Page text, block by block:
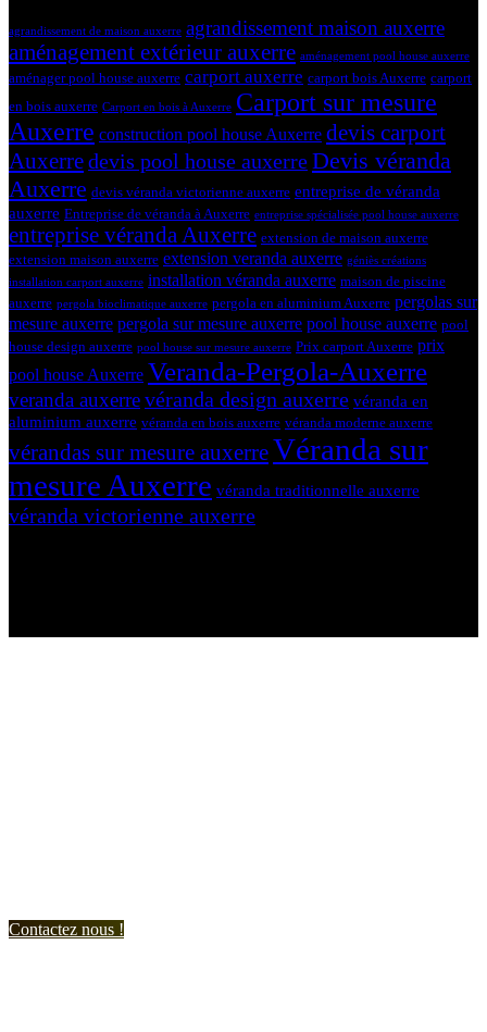
agrandissement de maison auxerre agrandissement maison auxerre
aménagement extérieur auxerre aménagement pool house auxerre
aménager pool house auxerre carport auxerre carport bois Auxerre carport
en bois auxerre Carport en bois à Auxerre Carport sur mesure
Auxerre construction pool house Auxerre devis carport
Auxerredevis pool house auxerreDevis véranda
Auxerre devis véranda victorienne auxerre entreprise de véranda
auxerre Entreprise de véranda à Auxerre entreprise spécialisée pool house auxerre
entreprise véranda Auxerre extension de maison auxerre
extension maison auxerre extension veranda auxerre géniès créations
installation carport auxerre installation véranda auxerre maison de piscine
auxerre pergola bioclimatique auxerre pergola en aluminium Auxerre pergolas sur
mesure auxerre pergola sur mesure auxerre pool house auxerre pool
house design auxerre pool house sur mesure auxerre Prix carport Auxerre prix
pool house Auxerre Veranda-Pergola-Auxerre
veranda auxerrevéranda design auxerre véranda en
aluminium auxerre véranda en bois auxerre véranda moderne auxerre
vérandas sur mesure auxerreVéranda sur
mesure Auxerre véranda traditionnelle auxerre
véranda victorienne auxerre
Contactez nous !